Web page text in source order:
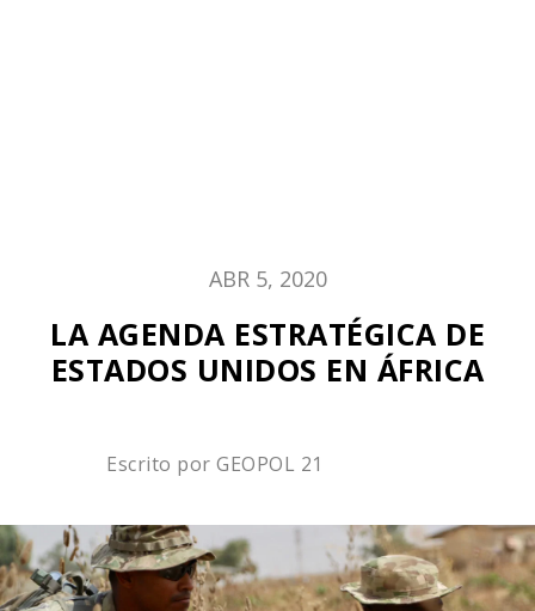
ABR 5, 2020
LA AGENDA ESTRATÉGICA DE
ESTADOS UNIDOS EN ÁFRICA
Escrito por GEOPOL 21